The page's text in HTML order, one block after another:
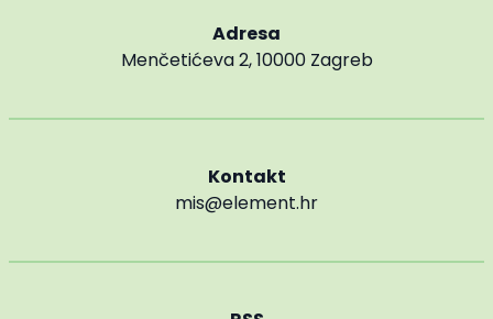
Adresa
Menčetićeva 2, 10000 Zagreb
Kontakt
mis@element.hr